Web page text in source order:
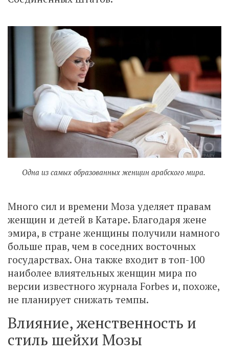
Одна из самых образованных женщин арабского мира.
Много сил и времени Моза уделяет правам
женщин и детей в Катаре. Благодаря жене
эмира, в стране женщины получили намного
больше прав, чем в соседних восточных
государствах. Она также входит в топ-100
наиболее влиятельных женщин мира по
версии известного журнала Forbes и, похоже,
не планирует снижать темпы.
Влияние, женственность и
стиль шейхи Мозы